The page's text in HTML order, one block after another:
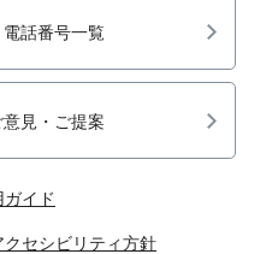
話番号一覧
見・ご提案
ガイド
クセシビリティ方針